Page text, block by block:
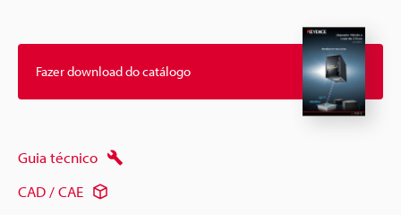
Fazer download do catálogo
Guia técnico
CAD / CAE